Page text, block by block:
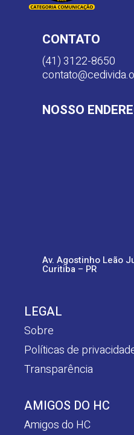
CONTATO
(41) 3122-8650
NOSSO
Av. Agostinho Leão
Curitiba – PR
LEGAL
Sobre
Políticas de
Transparência
AMIGOS DO HC
Amigos do HC